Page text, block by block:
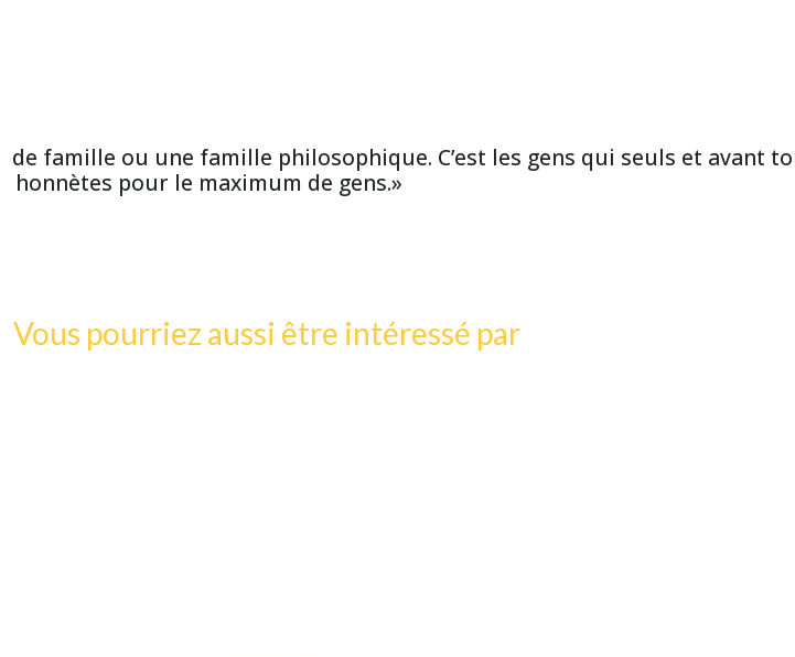
famille ou une famille philosophique. C’est les gens qui seuls et
pour le maximum de gens.»
Vous pourriez aussi être intéressé par